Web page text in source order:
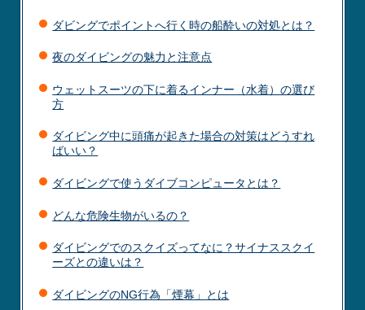
ダビングでポイントへ行く時の船酔いの対処とは？
夜のダイビングの魅力と注意点
ウェットスーツの下に着るインナー（水着）の選び
方
ダイビング中に頭痛が起きた場合の対策はどうすれ
ばいい？
ダイビングで使うダイブコンピュータとは？
どんな危険生物がいるの？
ダイビングでのスクイズってなに？サイナススクイ
ーズとの違いは？
ダイビングのNG行為「煙幕」とは